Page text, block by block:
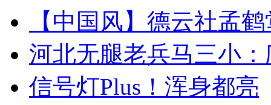
【中国风】德云社孟
河北无腿老兵马三小
信号灯Plus！浑身都亮